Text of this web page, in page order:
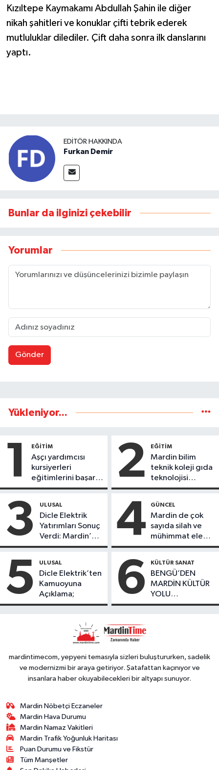
Kızıltepe Kaymakamı Abdullah Şahin ile diğer
nikah şahitleri ve konuklar çifti tebrik ederek
mutluluklar dilediler. Çift daha sonra ilk danslarını
yaptı.
EDITÖR HAKKINDA
Furkan Demir
Bunlar da ilginizi çekebilir
Yorumlar
Gönder
Yükleniyor...
1 EĞİTİM
Aşçı yardımcısı
kursiyerleri
eğitimlerini başarı
ile tamamladı
2 EĞİTİM
Mardin bilim
teknik koleji gıda
teknolojisi
öğrencileri
ürünlerini satarak
köydeki
çoçuklara kitap
desteğinde
bulundu
3 ULUSAL
Dicle Elektrik
Yatırımları Sonuç
Verdi: Mardin’de
Kayıp Kaçak
Düşüş
4 GÜNCEL
Mardin de çok
sayıda silah ve
mühimmat ele
geçirildi
5 ULUSAL
Dicle Elektrik’ten
Kamuoyuna
Açıklama;
6 KÜLTÜR SANAT
BENGÜ’DEN
MARDİN KÜLTÜR
YOLU
FESTIVALİ’NDE
mardintimecom, yepyeni temasıyla sizleri buluştururken, sadelik
ve modernizmi bir araya getiriyor. Şatafattan kaçınıyor ve
insanlara haber okuyabilecekleri bir altyapı sunuyor.
Mardin Nöbetçi Eczaneler
Mardin Hava Durumu
Mardin Namaz Vakitleri
Mardin Trafik Yoğunluk Haritası
Puan Durumu ve Fikstür
Tüm Manşetler